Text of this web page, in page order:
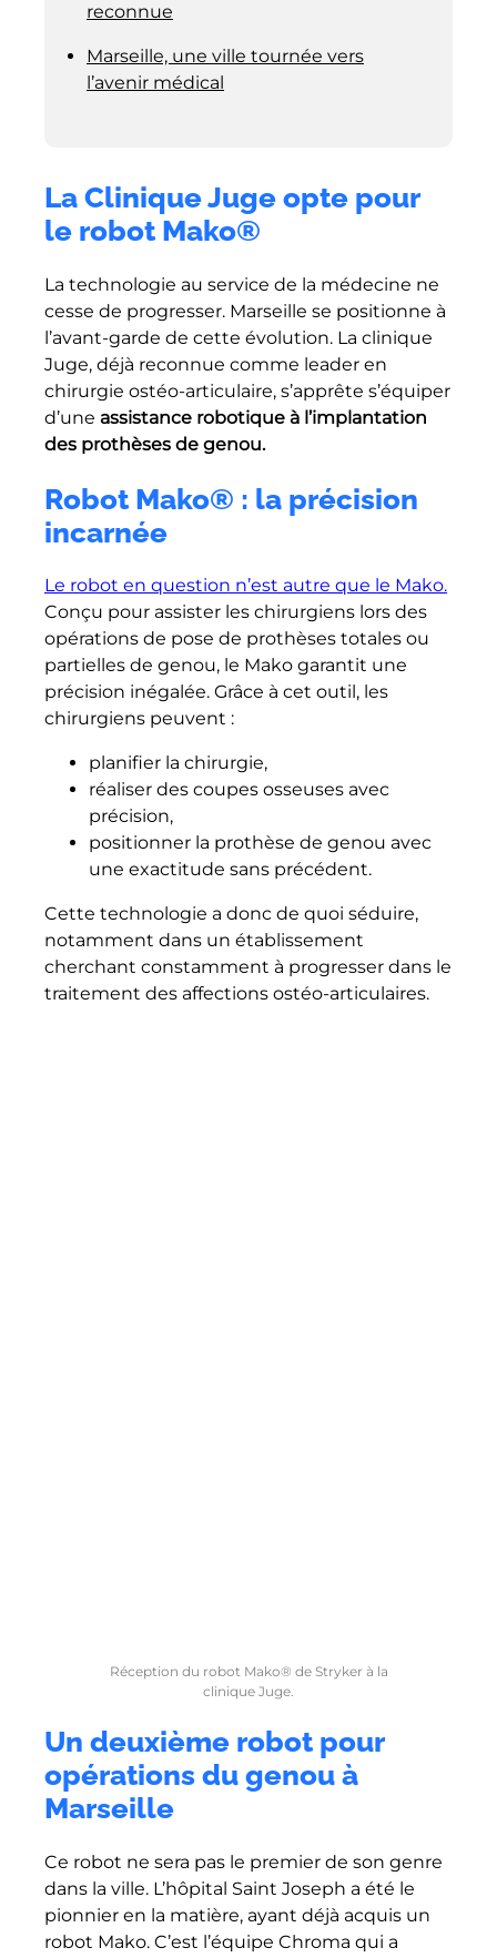
reconnue
Marseille, une ville tournée vers
l’avenir médical
La Clinique Juge opte pour
le robot Mako®
La technologie au service de la médecine ne
cesse de progresser. Marseille se positionne à
l’avant-garde de cette évolution. La clinique
Juge, déjà reconnue comme leader en
chirurgie ostéo-articulaire, s’apprête s’équiper
d’une assistance robotique à l’implantation
des prothèses de genou.
Robot Mako® : la précision
incarnée
Le robot en question n’est autre que le Mako.
Conçu pour assister les chirurgiens lors des
opérations de pose de prothèses totales ou
partielles de genou, le Mako garantit une
précision inégalée. Grâce à cet outil, les
chirurgiens peuvent :
planifier la chirurgie,
réaliser des coupes osseuses avec
précision,
positionner la prothèse de genou avec
une exactitude sans précédent.
Cette technologie a donc de quoi séduire,
notamment dans un établissement
cherchant constamment à progresser dans le
traitement des affections ostéo-articulaires.
Réception du robot Mako® de Stryker à la
clinique Juge.
Un deuxième robot pour
opérations du genou à
Marseille
Ce robot ne sera pas le premier de son genre
dans la ville. L’hôpital Saint Joseph a été le
pionnier en la matière, ayant déjà acquis un
robot Mako. C’est l’équipe Chroma qui a